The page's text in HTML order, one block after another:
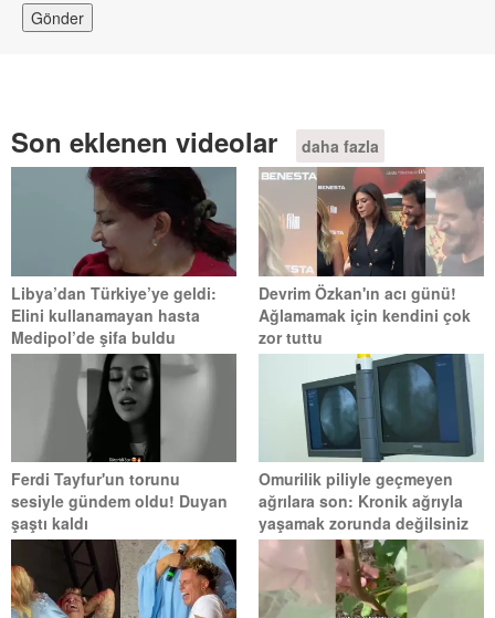
Son eklenen videolar daha fazla
Libya’dan Türkiye’ye geldi:
Elini kullanamayan hasta
Medipol’de şifa buldu
Devrim Özkan'ın acı günü!
Ağlamamak için kendini çok
zor tuttu
Ferdi Tayfur'un torunu
sesiyle gündem oldu! Duyan
şaştı kaldı
Omurilik piliyle geçmeyen
ağrılara son: Kronik ağrıyla
yaşamak zorunda değilsiniz